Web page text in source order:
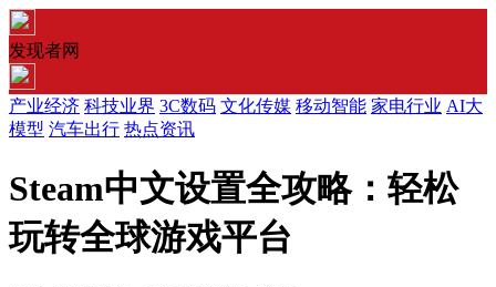
发现者网
产业经济 科技业界 3C数码 文化传媒 移动智能 家电行业 AI大
模型 汽车出行 热点资讯
Steam中文设置全攻略：轻松
玩转全球游戏平台